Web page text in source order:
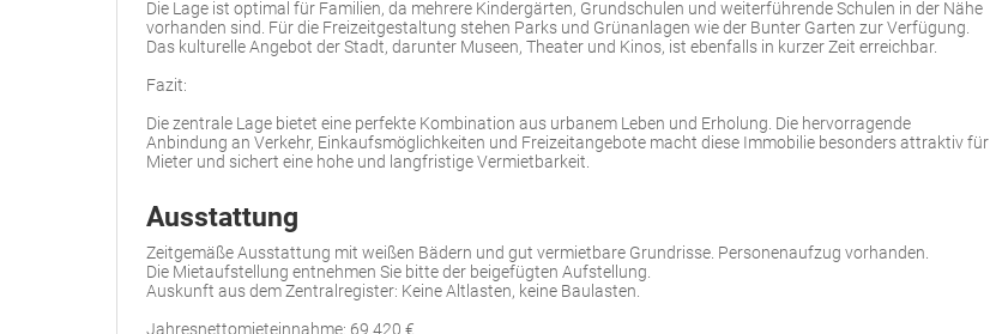
Die Lage ist optimal für Familien, da mehrere Kindergärten, Grundschulen und weiterführende Schulen in der Nähe
vorhanden sind. Für die Freizeitgestaltung stehen Parks und Grünanlagen wie der Bunter Garten zur Verfügung.
Das kulturelle Angebot der Stadt, darunter Museen, Theater und Kinos, ist ebenfalls in kurzer Zeit erreichbar.
Fazit:
Die zentrale Lage bietet eine perfekte Kombination aus urbanem Leben und Erholung. Die hervorragende
Anbindung an Verkehr, Einkaufsmöglichkeiten und Freizeitangebote macht diese Immobilie besonders attraktiv für
Mieter und sichert eine hohe und langfristige Vermietbarkeit.
Ausstattung
Zeitgemäße Ausstattung mit weißen Bädern und gut vermietbare Grundrisse. Personenaufzug vorhanden.
Die Mietaufstellung entnehmen Sie bitte der beigefügten Aufstellung.
Auskunft aus dem Zentralregister: Keine Altlasten, keine Baulasten.
Jahresnettomieteinnahme: 69.420 €